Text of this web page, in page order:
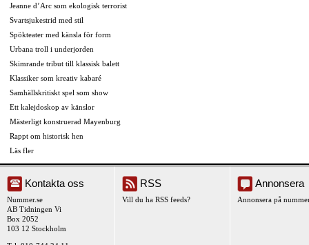
Jeanne d’Arc som ekologisk terrorist
Svartsjukestrid med stil
Spökteater med känsla för form
Urbana troll i underjorden
Skimrande tribut till klassisk balett
Klassiker som kreativ kabaré
Samhällskritiskt spel som show
Ett kalejdoskop av känslor
Mästerligt konstruerad Mayenburg
Rappt om historisk hen
Läs fler
Kontakta oss
Nummer.se
AB Tidningen Vi
Box 2052
103 12 Stockholm
RSS
Vill du ha RSS feeds?
Annonsera
Annonsera på